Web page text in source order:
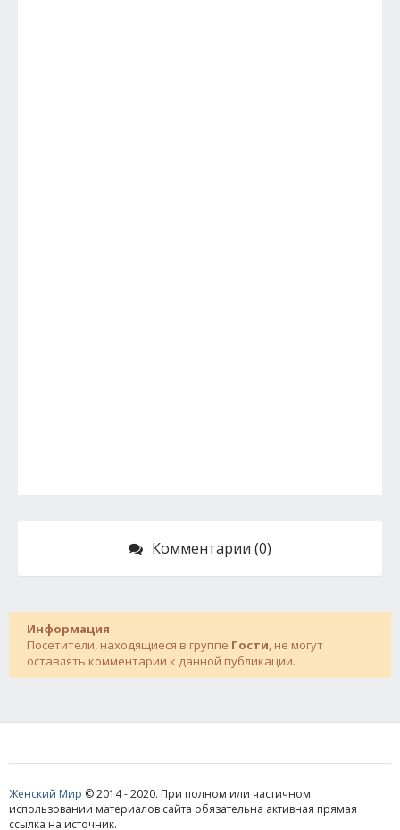
Комментарии (0)
Информация
Посетители, находящиеся в группе Гости, не могут
оставлять комментарии к данной публикации.
Женский Мир © 2014 - 2020. При полном или частичном
использовании материалов сайта обязательна активная прямая
ссылка на источник.